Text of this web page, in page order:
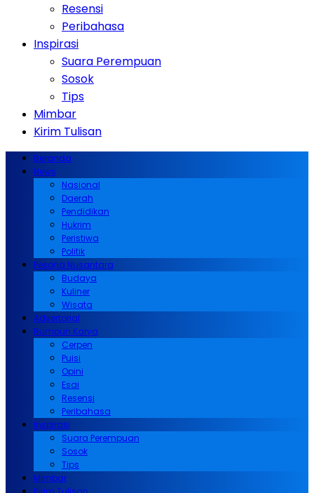
Resensi
Peribahasa
Inspirasi
Suara Perempuan
Sosok
Tips
Mimbar
Kirim Tulisan
Beranda
News
Nasional
Daerah
Pendidikan
Hukrim
Peristiwa
Politik
Pesona Nusantara
Budaya
Kuliner
Wisata
Advertorial
Rumpun Karya
Cerpen
Puisi
Opini
Esai
Resensi
Peribahasa
Inspirasi
Suara Perempuan
Sosok
Tips
Mimbar